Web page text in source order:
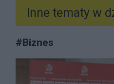
Inne tematy w
#Biznes